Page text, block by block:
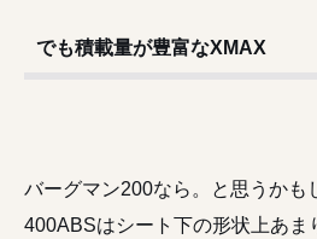
でも積載量が豊富なXMAX
バーグマン200なら。と思うかも
400ABSはシート下の形状上あま